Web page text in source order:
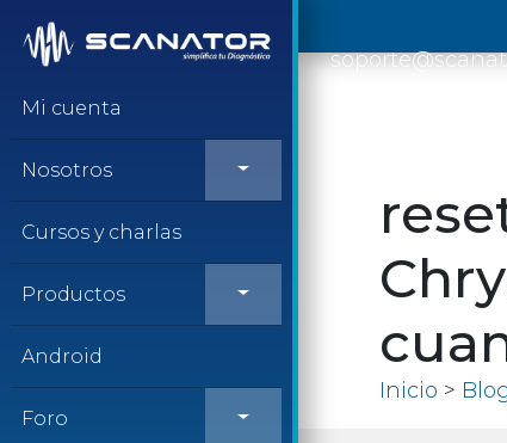
Saltar al contenido
Mi cuenta
Nosotros
Cursos y charlas
Productos
Android
Foro
Inicio >